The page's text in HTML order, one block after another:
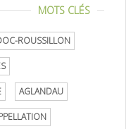
MOTS CLÉS
ROUSSILLON
AGLANDAU